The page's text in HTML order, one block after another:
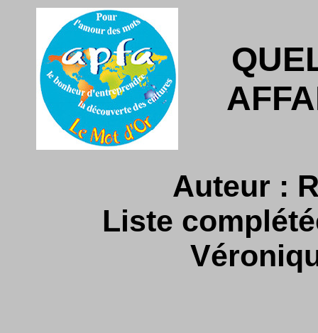
Auteur :
Liste